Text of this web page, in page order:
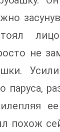
не
паруса,
похож